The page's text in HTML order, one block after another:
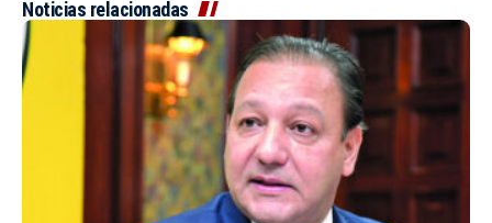
Noticias relacionadas